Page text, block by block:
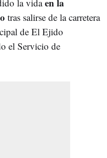
la vidaen la
tras salirse de la carretera
de El Ejido
el Servicio de